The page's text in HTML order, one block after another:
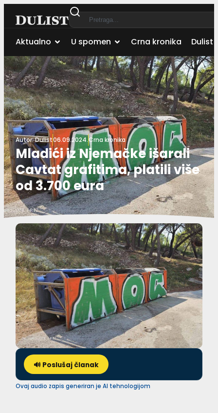
Aktualno U spomen Crna kronika Dulist
Autor:Dulist06.09.2024.Crna kronika
Mladići iz Njemačke išarali
Cavtat grafitima, platili više
od 3.700 eura
🔊 Poslušaj članak
Ovaj audio zapis generiran je AI tehnologijom